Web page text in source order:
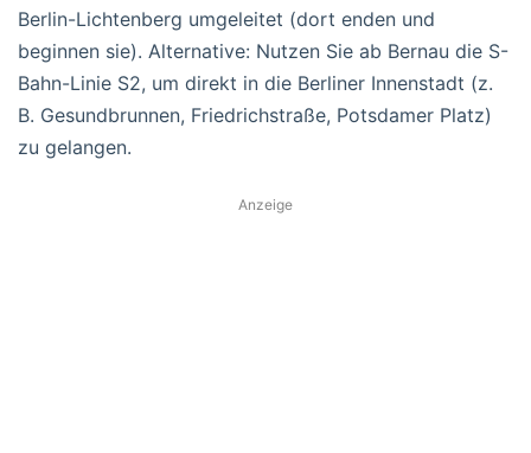
Berlin-Lichtenberg umgeleitet (dort enden und
beginnen sie). Alternative: Nutzen Sie ab Bernau die S-
Bahn-Linie S2, um direkt in die Berliner Innenstadt (z.
B. Gesundbrunnen, Friedrichstraße, Potsdamer Platz)
zu gelangen.
Anzeige